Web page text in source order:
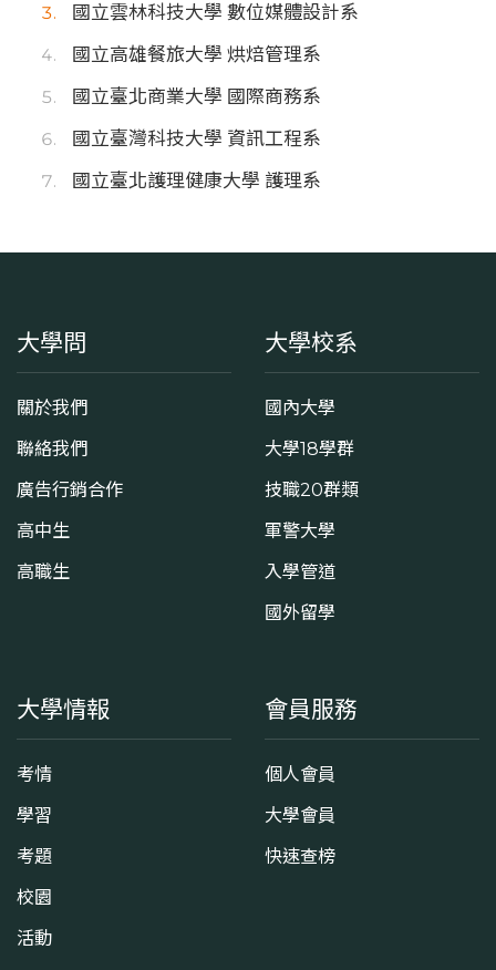
國立雲林科技大學 數位媒體設計系
國立高雄餐旅大學 烘焙管理系
國立臺北商業大學 國際商務系
國立臺灣科技大學 資訊工程系
國立臺北護理健康大學 護理系
大學問
關於我們
聯絡我們
廣告行銷合作
高中生
高職生
大學校系
國內大學
大學18學群
技職20群類
軍警大學
入學管道
國外留學
大學情報
考情
學習
考題
校園
活動
會員服務
個人會員
大學會員
快速查榜